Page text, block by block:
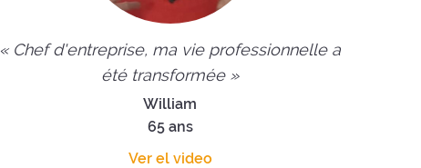
« Chef d'entreprise, ma vie professionnelle a
été transformée »
William
65 ans
Ver el video